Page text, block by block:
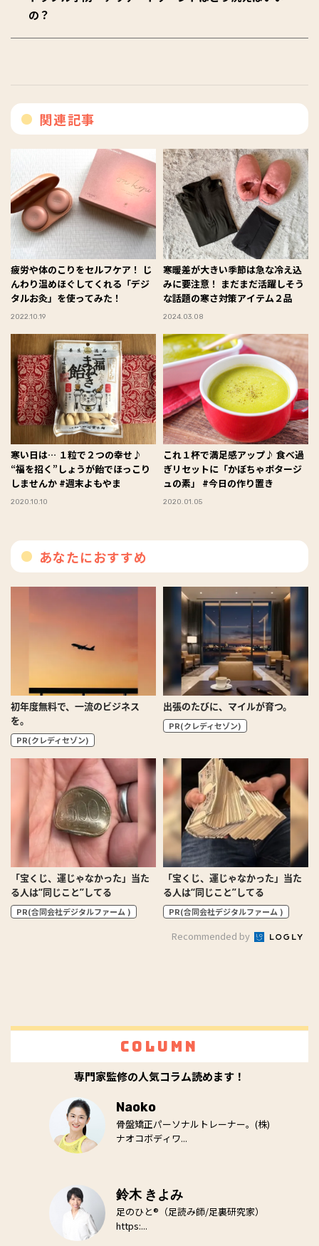
の？
関連記事
疲労や体のこりをセルフケア！ じ
んわり温めほぐしてくれる「デジ
タルお灸」を使ってみた！
2022.10.19
寒暖差が大きい季節は急な冷え込
みに要注意！ まだまだ活躍しそう
な話題の寒さ対策アイテム２品
2024.03.08
寒い日は… １粒で２つの幸せ♪
“福を招く”しょうが飴でほっこり
しませんか #週末よもやま
2020.10.10
これ１杯で満足感アップ♪ 食べ過
ぎリセットに「かぼちゃポタージ
ュの素」 #今日の作り置き
2020.01.05
あなたにおすすめ
初年度無料で、一流のビジネス
を。
PR(クレディセゾン)
出張のたびに、マイルが育つ。
PR(クレディセゾン)
「宝くじ、運じゃなかった」当た
る人は“同じこと”してる
PR(合同会社デジタルファーム )
「宝くじ、運じゃなかった」当た
る人は“同じこと”してる
PR(合同会社デジタルファーム )
Recommended by
Column
専門家監修の人気コラム読めます！
Naoko
骨盤矯正パーソナルトレーナー。(株)
ナオコボディワ...
鈴木 きよみ
足のひと®（足読み師/足裏研究家）
https:...